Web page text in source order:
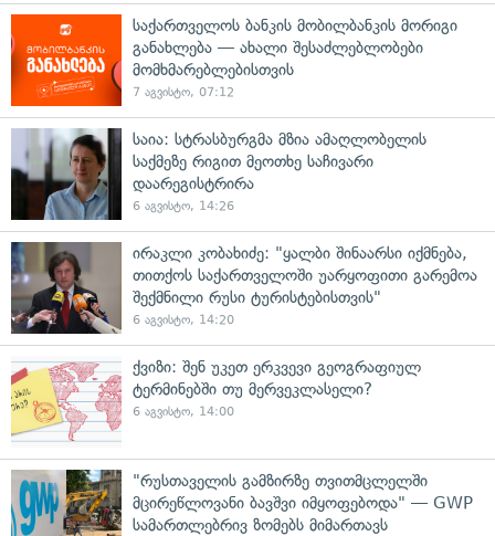
საქართველოს ბანკის მობილბანკის მორიგი
განახლება — ახალი შესაძლებლობები
მომხმარებლებისთვის
7 აგვისტო, 07:12
საია: სტრასბურგმა მზია ამაღლობელის
საქმეზე რიგით მეოთხე საჩივარი
დაარეგისტრირა
6 აგვისტო, 14:26
ირაკლი კობახიძე: "ყალბი შინაარსი იქმნება,
თითქოს საქართველოში უარყოფითი გარემოა
შექმნილი რუსი ტურისტებისთვის"
6 აგვისტო, 14:20
ქვიზი: შენ უკეთ ერკვევი გეოგრაფიულ
ტერმინებში თუ მერვეკლასელი?
6 აგვისტო, 14:00
"რუსთაველის გამზირზე თვითმცლელში
მცირეწლოვანი ბავშვი იმყოფებოდა" — GWP
სამართლებრივ ზომებს მიმართავს